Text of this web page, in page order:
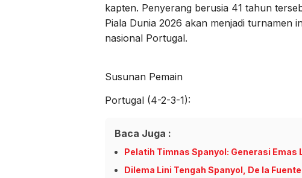
kapten. Penyerang berusia 41 tahun
Piala Dunia 2026 akan menjadi turnamen
nasional Portugal.
Susunan Pemain
Portugal (4-2-3-1):
Baca Juga :
Pelatih Timnas Spanyol: Generasi Emas
Dilema Lini Tengah Spanyol, De la